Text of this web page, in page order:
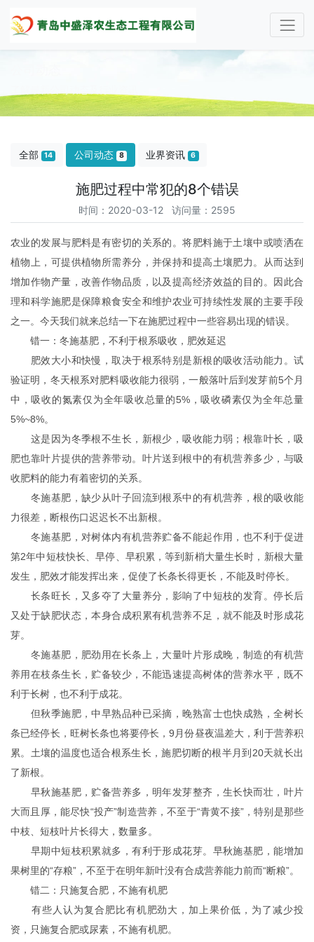
全部 14 公司动态 8 业界资讯 6
施肥过程中常犯的8个错误
时间：2020-03-12 访问量：2595
农业的发展与肥料是有密切的关系的。将肥料施于土壤中或喷洒在
植物上，可提供植物所需养分，并保持和提高土壤肥力。从而达到
增加作物产量，改善作物品质，以及提高经济效益的目的。因此合
理和科学施肥是保障粮食安全和维护农业可持续性发展的主要手段
之一。今天我们就来总结一下在施肥过程中一些容易出现的错误。
错一：冬施基肥，不利于根系吸收，肥效延迟
肥效大小和快慢，取决于根系特别是新根的吸收活动能力。试
验证明，冬天根系对肥料吸收能力很弱，一般落叶后到发芽前5个月
中，吸收的氮素仅为全年吸收总量的5%，吸收磷素仅为全年总量
5%~8%。
这是因为冬季根不生长，新根少，吸收能力弱；根靠叶长，吸
肥也靠叶片提供的营养带动。叶片送到根中的有机营养多少，与吸
收肥料的能力有着密切的关系。
冬施基肥，缺少从叶子回流到根系中的有机营养，根的吸收能
力很差，断根伤口迟迟长不出新根。
冬施基肥，对树体内有机营养贮备不能起作用，也不利于促进
第2年中短枝快长、早停、早积累，等到新梢大量生长时，新根大量
发生，肥效才能发挥出来，促使了长条长得更长，不能及时停长。
长条旺长，又多夺了大量养分，影响了中短枝的发育。停长后
又处于缺肥状态，本身合成积累有机营养不足，就不能及时形成花
芽。
冬施基肥，肥劲用在长条上，大量叶片形成晚，制造的有机营
养用在枝条生长，贮备较少，不能迅速提高树体的营养水平，既不
利于长树，也不利于成花。
但秋季施肥，中早熟品种已采摘，晚熟富士也快成熟，全树长
条已经停长，旺树长条也将要停长，9月份昼夜温差大，利于营养积
累。土壤的温度也适合根系生长，施肥切断的根半月到20天就长出
了新根。
早秋施基肥，贮备营养多，明年发芽整齐，生长快而壮，叶片
大而且厚，能尽快“投产”制造营养，不至于“青黄不接”，特别是那些
中枝、短枝叶片长得大，数量多。
早期中短枝积累就多，有利于形成花芽。早秋施基肥，能增加
果树里的“存粮”，不至于在明年新叶没有合成营养能力前而“断粮”。
错二：只施复合肥，不施有机肥
有些人认为复合肥比有机肥劲大，加上果价低，为了减少投
资，只施复合肥或尿素，不施有机肥。